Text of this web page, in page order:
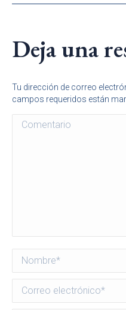
Deja una
Tu dirección de correo
campos requeridos están
Comentario
Nombre *
Correo electrónico *